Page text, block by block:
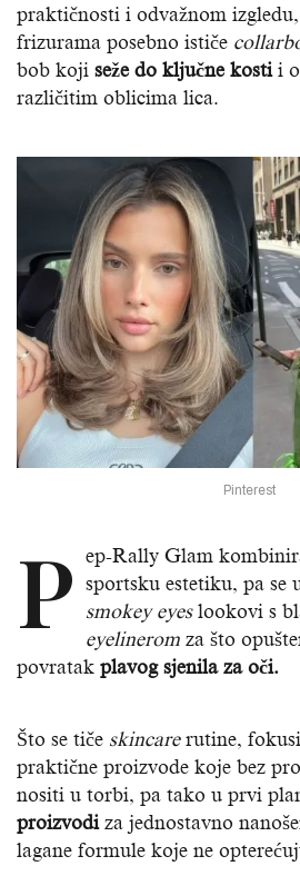
praktičnosti i odvažnom
frizurama posebno ističe
bob koji seže do ključne kostii
različitim oblicima lica.
Pinterest
P ep-Rally Glam
sportsku estetiku, pa se
smokey eyeslookovi s
eyelinerom za što
povratak plavog sjenila za oči.
Što se tiče skincarerutine,
praktične proizvode koje bez
nositi u torbi, pa tako u prvi
proizvodiza jednostavno
lagane formule koje ne